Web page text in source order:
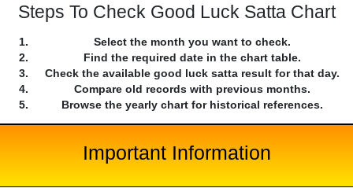
Steps To Check Good Luck Satta Chart
Select the month you want to check.
Find the required date in the chart table.
Check the available good luck satta result for that day.
Compare old records with previous months.
Browse the yearly chart for historical references.
Important Information